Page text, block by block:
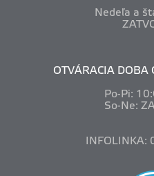
Nedeľa a
OTVÁRACIA DOBA
Po-Pi: 10
So-Ne: